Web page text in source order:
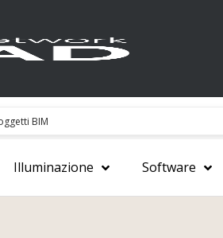
Illuminazione Software